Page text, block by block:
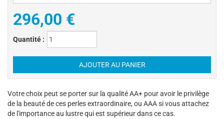
296,00 €
Quantité :
Votre choix peut se porter sur la qualité AA+ pour avoir le privilège
de la beauté de ces perles extraordinaire, ou AAA si vous attachez
de l'importance au lustre qui est supérieur dans ce cas.